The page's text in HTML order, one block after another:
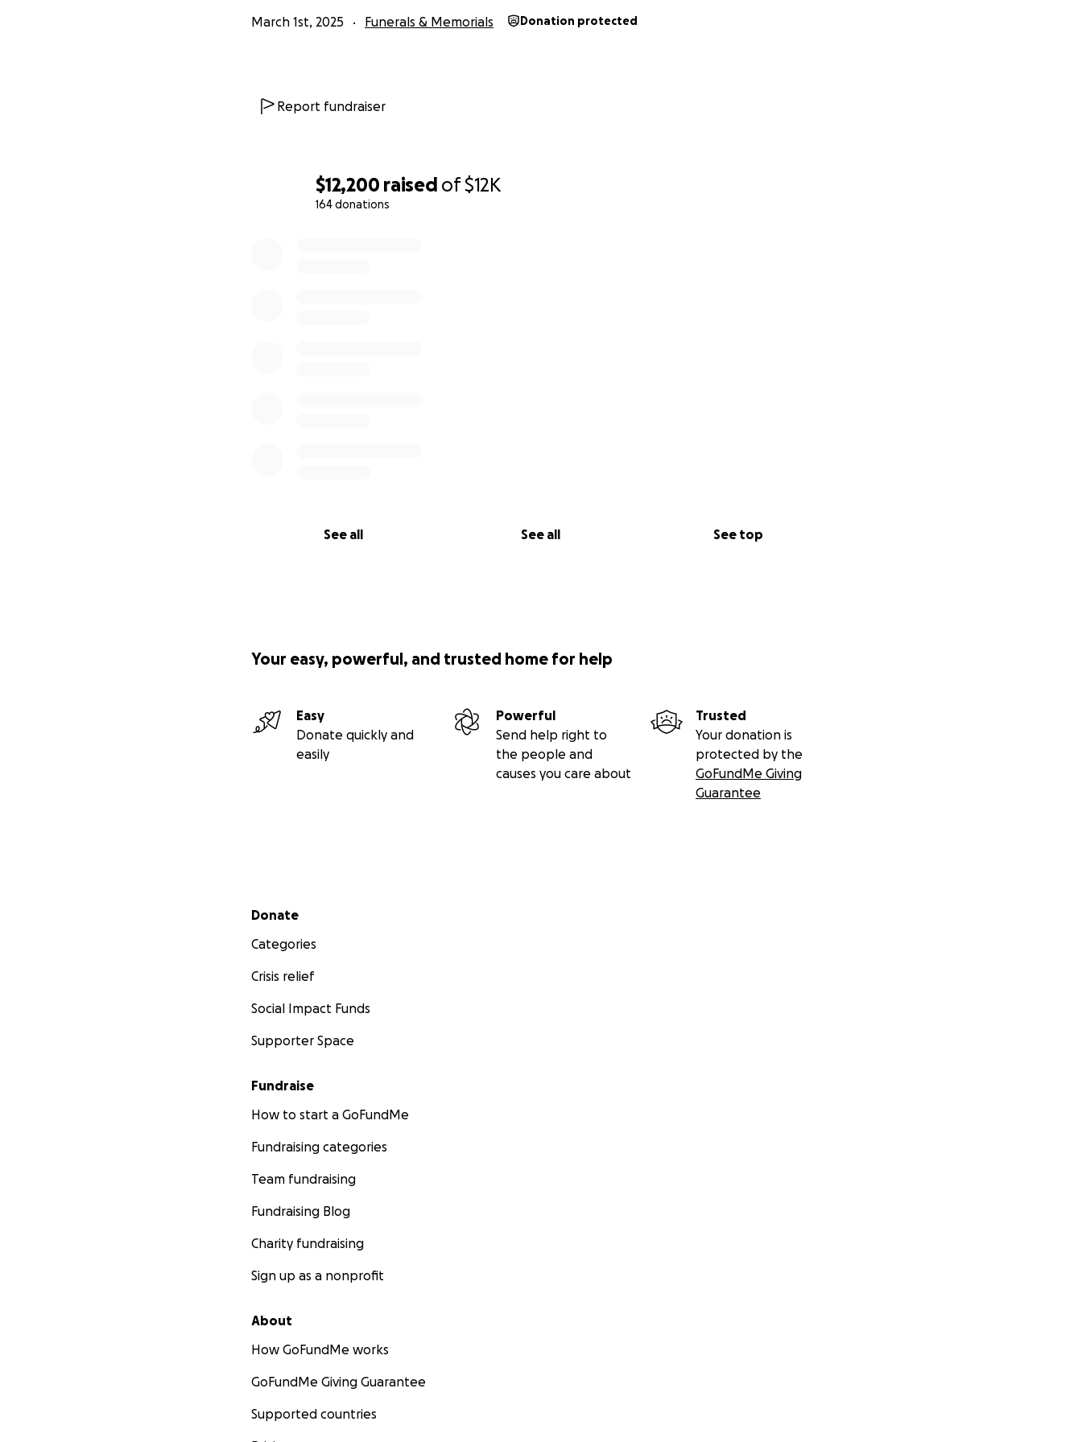
$12,200 raised of$12K
164 donations
See all See all See top
March 1st, 2025 Funerals & Memorials Donation protected
Report fundraiser
Your easy, powerful, and trusted home for help
Easy
Donate quickly and
easily
Powerful
Send help right to
the people and
causes you care about
Trusted
Your donation is
protected by the
GoFundMe Giving
Guarantee
Secondary menu
Donate
Categories
Crisis relief
Social Impact Funds
Supporter Space
Fundraise
How to start a GoFundMe
Fundraising categories
Team fundraising
Fundraising Blog
Charity fundraising
Sign up as a nonprofit
About
How GoFundMe works
GoFundMe Giving Guarantee
Supported countries